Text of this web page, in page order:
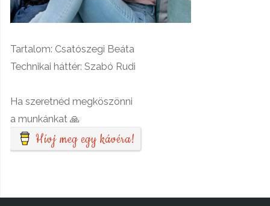
Tartalom: Csatószegi Beáta
Technikai háttér: Szabó Rudi
Ha szeretnéd megköszönni
a munkánkat 🙏
Hívj meg egy kávéra!